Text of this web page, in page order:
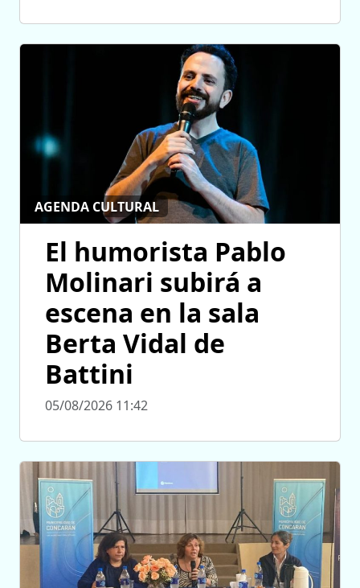
AGENDA CULTURAL
El humorista Pablo
Molinari subirá a
escena en la sala
Berta Vidal de
Battini
05/08/2026 11:42